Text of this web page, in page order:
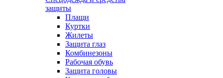
защиты
Плащи
Куртки
Жилеты
Защита глаз
Комбинезоны
Рабочая обувь
Защита головы